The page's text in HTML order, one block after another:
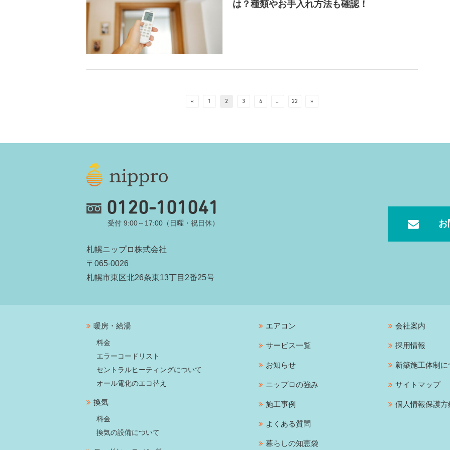
は？種類やお手入れ方法も確認！
« 1 2 3 4 22 »
0120-101041
受付 9:00～17:00（日曜・祝日休）
札幌ニップロ株式会社
〒065-0026
札幌市東区北26条東13丁目2番25号
お
暖房・給湯
料金
エラーコードリスト
セントラルヒーティングについて
オール電化のエコ替え
換気
料金
換気の設備について
エアコン
サービス一覧
お知らせ
ニップロの強み
施工事例
よくある質問
暮らしの知恵袋
会社案内
採用情報
新築施工体制に
サイトマップ
個人情報保護方